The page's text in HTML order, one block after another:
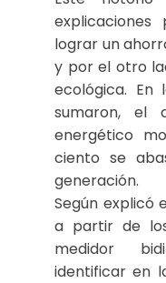
lograr un
y por el otro
ecológica. En
sumaron, el
energético
ciento se
generación.
Según explicó
a partir de
medidor
identificar en